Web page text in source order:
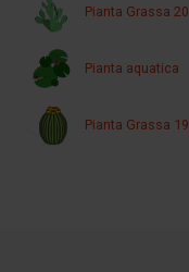
Pianta Grassa 20
Pianta aquatica
Pianta Grassa 19